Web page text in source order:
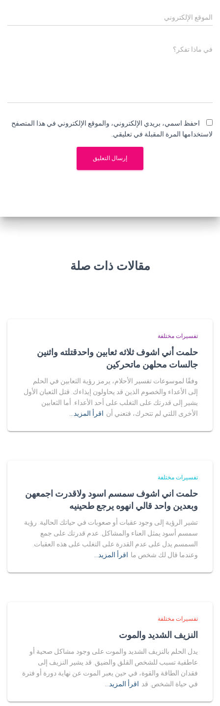
الموقع الإلكتروني
في ماذا تفكر؟
احفظ اسمي، بريدي الإلكتروني، والموقع الإلكتروني في هذا المتصفح
لاستخدامها المرة المقبلة في تعليقي.
مقالات ذات صلة
تفسيرات مختلفة
حلمت أني اشوف ثلاثه ثعابين واحدقتلته واثنين
جالسات محلهن ماتحركين
وفقًا لموسوعات تفسير الأحلام، يرمز رؤية الثعابين في الحلم
إلى الأعداء والخصوم الذين قد يحاولون إيذاءك. قتل الثعبان الأول
يشير إلى قدرتك على التغلب على أحد الأعداء. أما الثعابين
الأخرى اللتي لم تتحرك، فتعني أن اقرأ المزيد…
تفسيرات مختلفة
حلمت اني اشوف سمسم اسود ولاقدرت اجمعهن
وبعدين واحد قالي انهوه يرجع طحينيه
تشير الرؤية إلى وجود عقبات أو صعوبات في حياتك الحالية. رؤية
سمسم أسود يمثل العناء والمشاكل. عدم قدرتك على جمع
السمسم يدل على عدم القدرة على التغلب على هذه العقبات.
وعندما قال لك شخص ما اقرأ المزيد…
تفسيرات مختلفة
النزيف الشديد والموت
يدل الحلم بالنزيف الشديد والموت على وجود مشاكل صحية أو
عاطفية تسبب للشخص القلق والضيق. قد يشير النزيف إلى
فقدان الطاقة والقوة، في حين يعبر الموت عن نهاية دورة أو فترة
في حياة الشخص. قد اقرأ المزيد…